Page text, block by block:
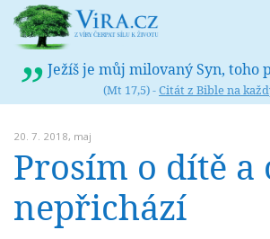
Ježíš je můj milovaný Syn, toho
(Mt 17,5) -Citát z Bible na
20. 7. 2018, maj
Prosím o dítě a
nepřichází